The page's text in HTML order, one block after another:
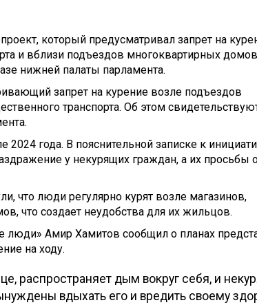
который предусматривал запрет на
и вблизи подъездов многоквартирных
нижней палаты парламента.
запрет на курение возле подъездов
транспорта. Об этом
года. В пояснительной записке к
у некурящих граждан, а их просьбы
что люди регулярно курят возле магазинов,
что создает неудобства для их жильцов.
люди» Амир Хамитов сообщил о планах
на ходу.
распространяет дым вокруг себя, и
вдыхать его и вредить своему